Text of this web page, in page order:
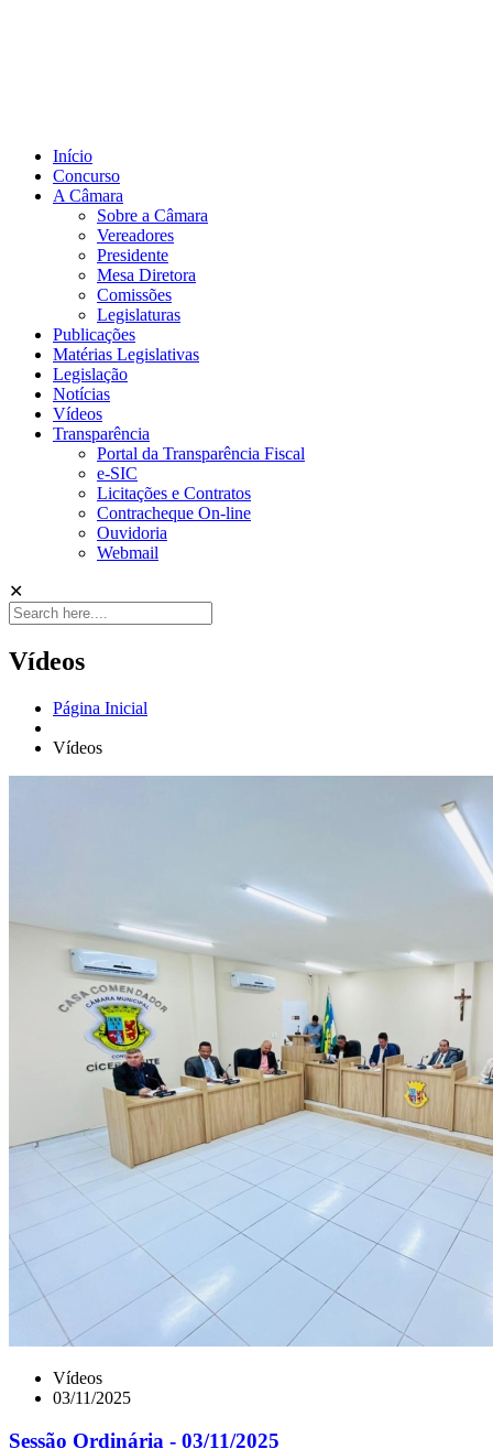
Início
Concurso
A Câmara
Sobre a Câmara
Vereadores
Presidente
Mesa Diretora
Comissões
Legislaturas
Publicações
Matérias Legislativas
Legislação
Notícias
Vídeos
Transparência
Portal da Transparência Fiscal
e-SIC
Licitações e Contratos
Contracheque On-line
Ouvidoria
Webmail
✕
Vídeos
Página Inicial
Vídeos
Vídeos
03/11/2025
Sessão Ordinária - 03/11/2025